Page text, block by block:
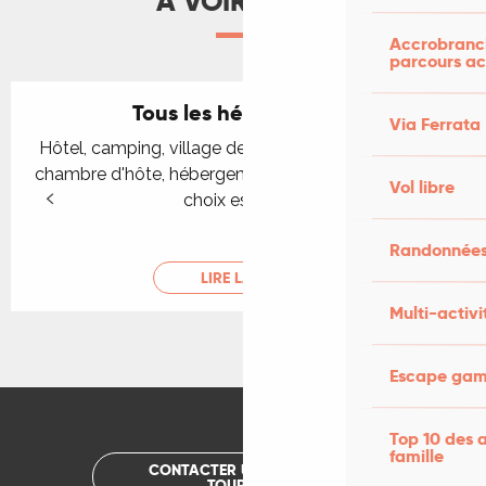
parcours
Via Ferrata
Vol libre
Multi-
Escape
Top 10 des
famille
Tous les hébergements
Hôtel, camping, village de vacances, gîte et location,
chambre d'hôte, hébergement insolite : dans le Lot, le
choix est grand !
LIRE LA SUITE
CONTACTER UN OFFICE DE